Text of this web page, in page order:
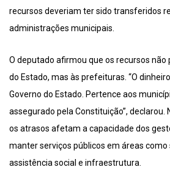
recursos deveriam ter sido transferidos
administrações municipais.
O deputado afirmou que os recursos não
do Estado, mas às prefeituras. “O
Governo do Estado. Pertence aos
assegurado pela Constituição”, declarou.
os atrasos afetam a capacidade dos
manter serviços públicos em áreas como
assistência social e infraestrutura.